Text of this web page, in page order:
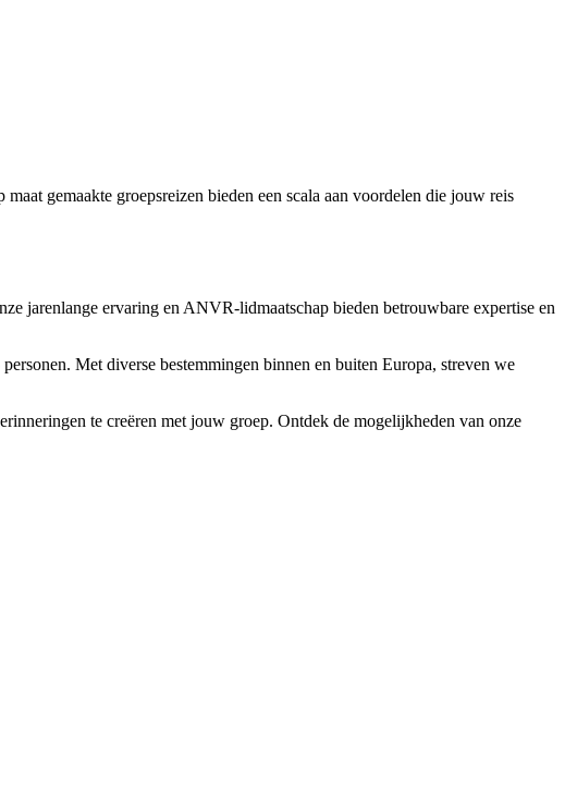
gemaakte groepsreizen bieden een scala aan voordelen die jouw reis
jarenlange ervaring en ANVR-lidmaatschap bieden betrouwbare expertise en
Met diverse bestemmingen binnen en buiten Europa, streven we
te creëren met jouw groep. Ontdek de mogelijkheden van onze